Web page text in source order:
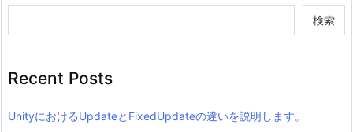
検索
Recent Posts
UnityにおけるUpdateとFixedUpdateの違いを説明します。